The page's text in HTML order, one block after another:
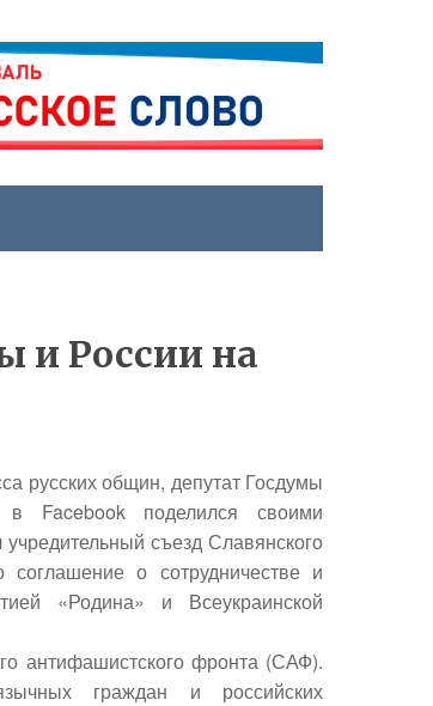
и России на
русских общин, депутат Госдумы
Facebook поделился своими
съезд Славянского
о сотрудничестве и
«Родина» и Всеукраинской
антифашистского фронта (САФ).
граждан и российских